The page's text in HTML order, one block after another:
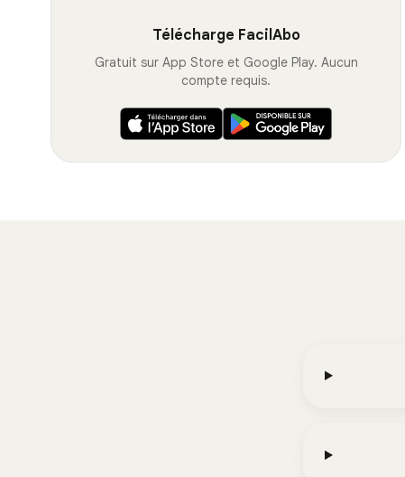
Télécharge FacilAbo
Gratuit sur App Store et Google Play. Aucun
compte requis.